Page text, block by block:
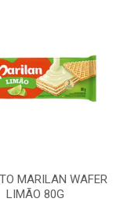
MARILAN WAFER
LIMÃO 80G